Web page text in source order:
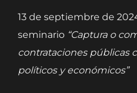
13 de septiembre de
seminario “Captura o
contrataciones públicas
políticos y económicos”